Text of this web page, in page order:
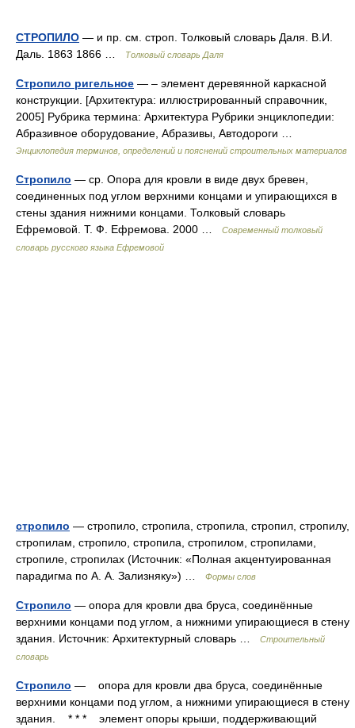
СТРОПИЛО — и пр. см. строп. Толковый словарь Даля. В.И.
Даль. 1863 1866 …
Толковый словарь Даля
Стропило ригельное — – элемент деревянной каркасной
конструкции. [Архитектура: иллюстрированный справочник,
2005] Рубрика термина: Архитектура Рубрики энциклопедии:
Абразивное оборудование, Абразивы, Автодороги …
Энциклопедия терминов, определений и пояснений строительных материалов
Стропило — ср. Опора для кровли в виде двух бревен,
соединенных под углом верхними концами и упирающихся в
стены здания нижними концами. Толковый словарь
Ефремовой. Т. Ф. Ефремова. 2000 …
Современный толковый
словарь русского языка Ефремовой
стропило — стропило, стропила, стропила, стропил, стропилу,
стропилам, стропило, стропила, стропилом, стропилами,
стропиле, стропилах (Источник: «Полная акцентуированная
парадигма по А. А. Зализняку») …
Формы слов
Стропило — опора для кровли два бруса, соединённые
верхними концами под углом, а нижними упирающиеся в стену
здания. Источник: Архитектурный словарь …
Строительный
словарь
Стропило — опора для кровли два бруса, соединённые
верхними концами под углом, а нижними упирающиеся в стену
здания. * * * элемент опоры крыши, поддерживающий